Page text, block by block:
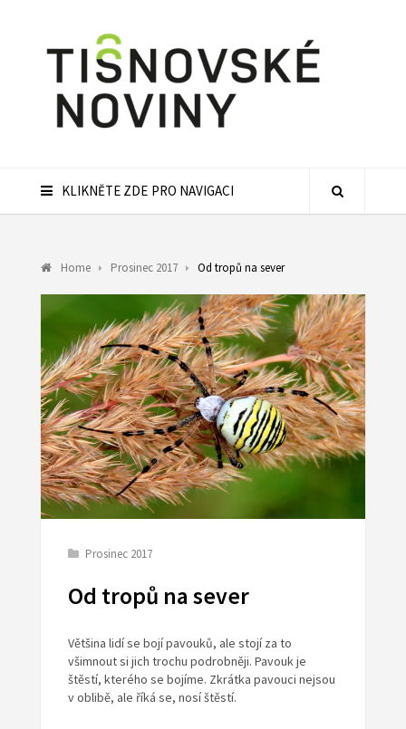
KLIKNĚTE ZDE PRO NAVIGACI
Home Prosinec 2017 Od tropů na sever
Prosinec 2017
Od tropů na sever
Většina lidí se bojí pavouků, ale stojí za to
všimnout si jich trochu podrobněji. Pavouk je
štěstí, kterého se bojíme. Zkrátka pavouci nejsou
v oblibě, ale říká se, nosí štěstí.